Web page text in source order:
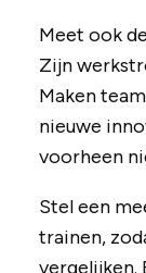
Meet ook
Zijn
Maken
nieuwe
voorheen
Stel een
trainen,
vergelijken.